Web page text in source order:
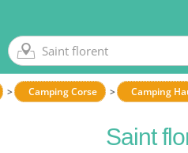
Camping Corse Camping
Saint